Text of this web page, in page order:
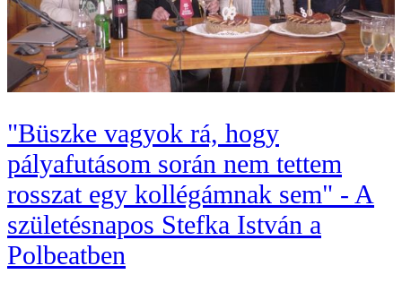
"Büszke vagyok rá, hogy
pályafutásom során nem tettem
rosszat egy kollégámnak sem" - A
születésnapos Stefka István a
Polbeatben